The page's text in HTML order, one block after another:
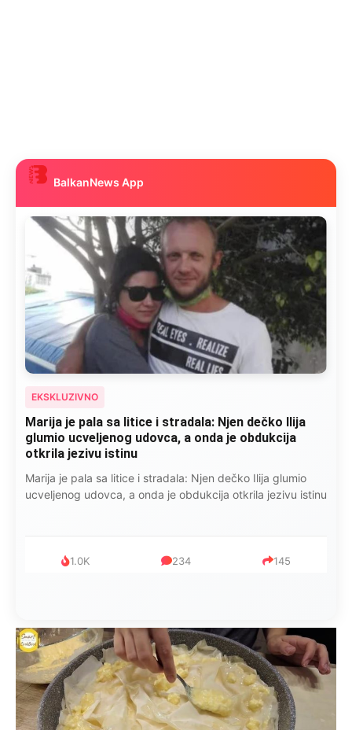
BalkanNews App
EKSKLUZIVNO
Marija je pala sa litice i stradala: Njen dečko Ilija
glumio ucveljenog udovca, a onda je obdukcija
otkrila jezivu istinu
Marija je pala sa litice i stradala: Njen dečko Ilija glumio
ucveljenog udovca, a onda je obdukcija otkrila jezivu istinu
1.0K 234 145